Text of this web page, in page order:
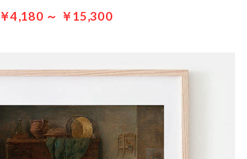
￥4,180 ～ ￥15,300